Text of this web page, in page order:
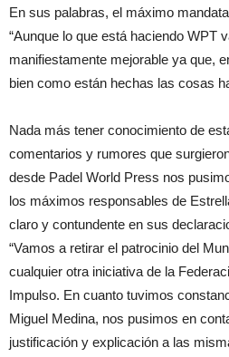
En sus palabras, el máximo
“Aunque lo que está haciendo WPT
manifiestamente mejorable ya que,
bien como están hechas las cosas
Nada más tener conocimiento de
comentarios y rumores que
desde Padel World Press nos
los máximos responsables de
claro y contundente en sus
“Vamos a retirar el patrocinio del
cualquier otra iniciativa de la
Impulso. En cuanto tuvimos
Miguel Medina, nos pusimos en
justificación y explicación a las